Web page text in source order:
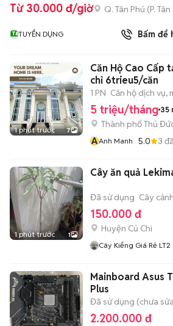
Từ 30.000 đ/giờ Q. Tân Phú (P.
TUYỂN DỤNG Bấm để
1 phút trước 7
Căn Hộ Cao Cấp
chỉ 6trieu5/căn
1 PN Căn hộ dịch vụ,
5 triệu/tháng 35
Thành phố Thủ
AAnh Manh 5.0 3
1 phút trước 1
Cây ăn quả
Đã sử dụng Cây
150.000 đ
Huyện Củ Chi
Cây Kiểng Giá Rẻ LT2
Mainboard Asus
Plus
Đã sử dụng (chưa
2.200.000 đ